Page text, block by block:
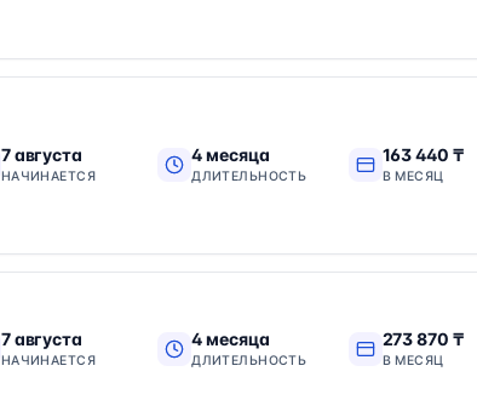
7 августа
НАЧИНАЕТСЯ
4 месяца
ДЛИТЕЛЬНОСТЬ
163 440 ₸
В МЕСЯЦ
7 августа
НАЧИНАЕТСЯ
4 месяца
ДЛИТЕЛЬНОСТЬ
273 870 ₸
В МЕСЯЦ